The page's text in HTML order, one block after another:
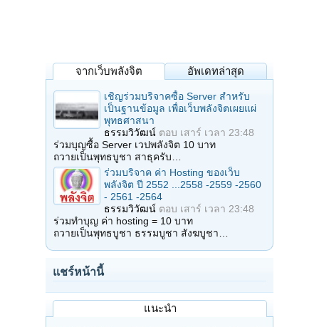
จากเว็บพลังจิต อัพเดทล่าสุด
เชิญร่วมบริจาคซื้อ Server สำหรับ
เป็นฐานข้อมูล เพื่อเว็บพลังจิตเผยแผ่
พุทธศาสนา
ธรรมวิวัฒน์ ตอบ เสาร์ เวลา 23:48
ร่วมบุญซื้อ Server เวปพลังจิต 10 บาท
ถวายเป็นพุทธบูชา สาธุครับ…
ร่วมบริจาค ค่า Hosting ของเว็บ
พลังจิต ปี 2552 ...2558 -2559 -2560
- 2561 -2564
ธรรมวิวัฒน์ ตอบ เสาร์ เวลา 23:48
ร่วมทำบุญ ค่า hosting = 10 บาท
ถวายเป็นพุทธบูชา ธรรมบูชา สังฆบูชา…
แชร์หน้านี้
แนะนำ